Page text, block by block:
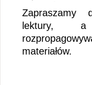
Zapraszamy
lektury,
materiałów.